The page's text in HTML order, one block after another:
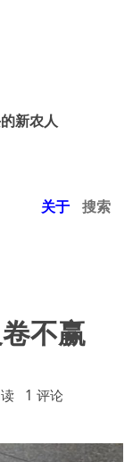
新农人
关于 搜索
不赢
1 评论